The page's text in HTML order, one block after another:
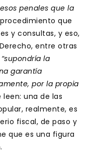
penales que la
que
y consultas, y eso,
entre otras
“supondría la
garantía
por la propia
leen: una de las
realmente, es
fiscal, de paso y
que es una figura